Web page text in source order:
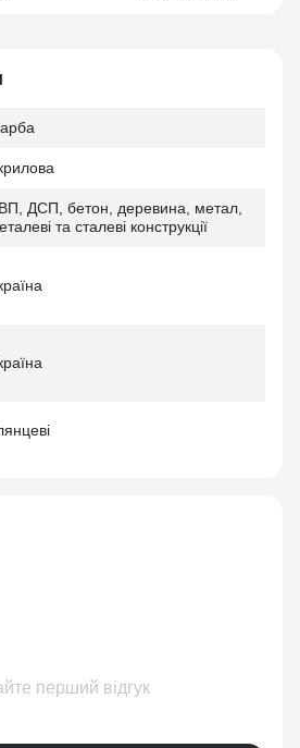
ДСП, бетон, деревина, метал,
та сталеві конструкції
перший відгук